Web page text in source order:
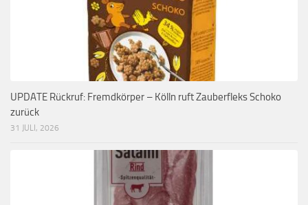
UPDATE Rückruf: Fremdkörper – Kölln ruft Zauberfleks Schoko
zurück
31 JULI, 2026